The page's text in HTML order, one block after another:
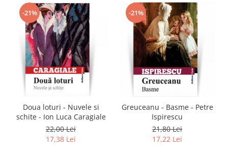
-21%
Doua loturi - Nuvele si
schite - Ion Luca Caragiale
22,00 Lei
17,38 Lei
-21%
Greuceanu - Basme - Petre
Ispirescu
21,80 Lei
17,22 Lei